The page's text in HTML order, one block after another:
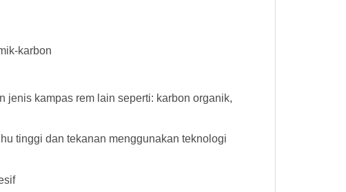
karbon
jenis kampas rem lain seperti: karbon organik,
tinggi dan tekanan menggunakan teknologi